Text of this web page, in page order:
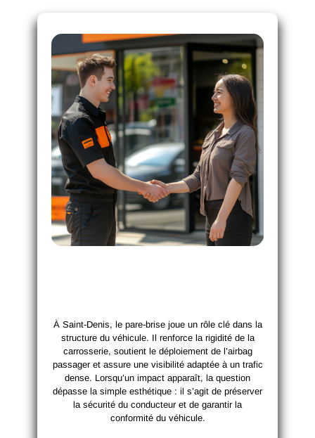
À Saint-Denis, le pare-brise joue un rôle clé dans la
structure du véhicule. Il renforce la rigidité de la
carrosserie, soutient le déploiement de l’airbag
passager et assure une visibilité adaptée à un trafic
dense. Lorsqu’un impact apparaît, la question
dépasse la simple esthétique : il s’agit de préserver
la sécurité du conducteur et de garantir la
conformité du véhicule.